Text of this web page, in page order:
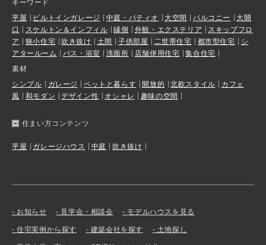
キーワード
平屋
ビルトインガレージ 中庭・パティオ 大空間 バルコニー
大開
口
スケルトン＆インフィル 縁側 外観・エクステリア
スキップフロ
ア
狭小住宅 吹き抜け 土間 子供部屋 二世帯住宅 都市型住宅
シ
アタールーム
バス・浴室 洗面所 店舗併用住宅
集合住宅
素材
シンプル
ガレージ ペットと暮らす 開放的 北欧スタイル
カフェ
風
和モダン デザイン性 オシャレ 趣味の空間
住まい方コンテンツ
平屋 ガレージハウス 中庭 吹き抜け
お知らせ 見学会・相談会 モデルハウスを見る
住宅実例から探す 建築会社を探す 土地探し